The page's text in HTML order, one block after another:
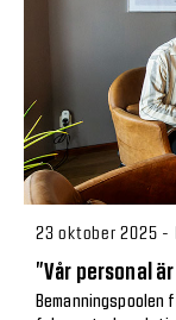
23 oktober 2025 -
”Vår personal
Bemanningspoolen